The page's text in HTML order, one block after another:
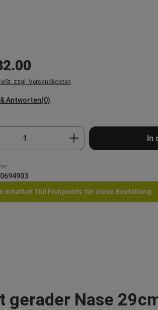
zzgl. Versandkosten
Antworten(0)
Anzahl: Gib den In
erhalten 160 Fishpoints für diese Bestellung
Nase